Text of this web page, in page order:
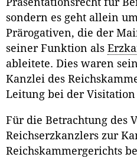
Präsentationsrecht für
sondern es geht allein
Prärogativen, die der
seiner Funktion als
ableitete. Dies waren
Kanzlei des
Leitung bei der Visitation
Für die Betrachtung des
Reichserzkanzlers zur
Reichskammergerichts